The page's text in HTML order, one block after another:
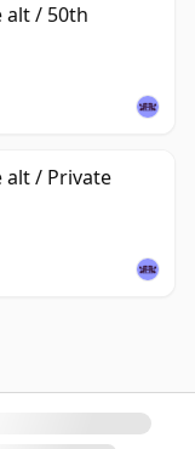
alt / 50th
alt / Private